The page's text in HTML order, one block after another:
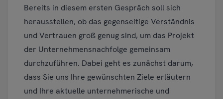
Bereits in diesem ersten Gespräch soll sich
herausstellen, ob das gegenseitige Verständnis
und Vertrauen groß genug sind, um das Projekt
der Unternehmensnachfolge gemeinsam
durchzuführen. Dabei geht es zunächst darum,
dass Sie uns Ihre gewünschten Ziele erläutern
und Ihre aktuelle unternehmerische und